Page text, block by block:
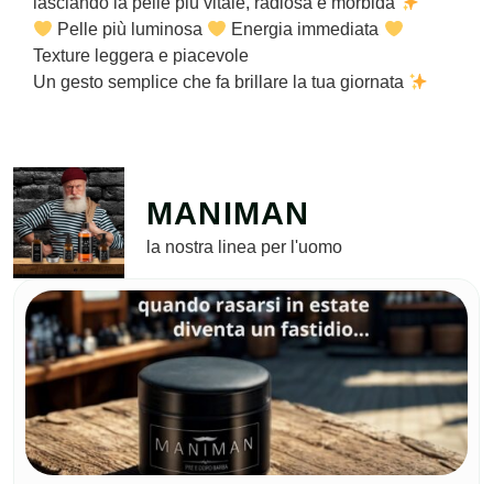
Pelle più luminosa
Energia immediata
Texture leggera e piacevole
Un gesto semplice che fa brillare la tua giornata
MANIMAN
la nostra linea per l'uomo